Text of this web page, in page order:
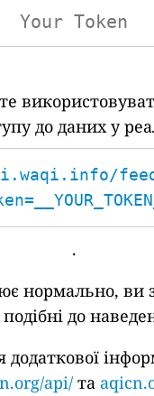
до даних у
feed/
.
нормально, ви
до
api/ та